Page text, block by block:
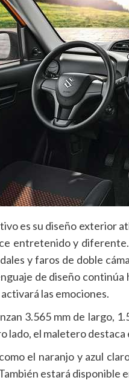
es su diseño exterior
entretenido y
y faros de doble
de diseño
las emociones.
3.565 mm de largo,
lado, el maletero
el naranjo y azul
estará disponible